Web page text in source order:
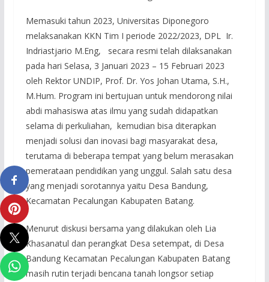
Memasuki tahun 2023, Universitas Diponegoro
melaksanakan KKN Tim I periode 2022/2023, DPL Ir.
Indriastjario M.Eng, secara resmi telah dilaksanakan
pada hari Selasa, 3 Januari 2023 – 15 Februari 2023
oleh Rektor UNDIP, Prof. Dr. Yos Johan Utama, S.H.,
M.Hum. Program ini bertujuan untuk mendorong nilai
abdi mahasiswa atas ilmu yang sudah didapatkan
selama di perkuliahan, kemudian bisa diterapkan
menjadi solusi dan inovasi bagi masyarakat desa,
terutama di beberapa tempat yang belum merasakan
pemerataan pendidikan yang unggul. Salah satu desa
yang menjadi sorotannya yaitu Desa Bandung,
Kecamatan Pecalungan Kabupaten Batang.
Menurut diskusi bersama yang dilakukan oleh Lia
Khasanatul dan perangkat Desa setempat, di Desa
Bandung Kecamatan Pecalungan Kabupaten Batang
masih rutin terjadi bencana tanah longsor setiap